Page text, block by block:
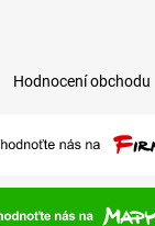
Hodnocení obchodu